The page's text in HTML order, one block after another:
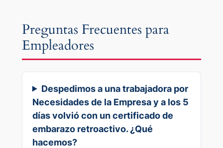
Preguntas Frecuentes para
Empleadores
Despedimos a una trabajadora por
Necesidades de la Empresa y a los 5
días volvió con un certificado de
embarazo retroactivo. ¿Qué
hacemos?